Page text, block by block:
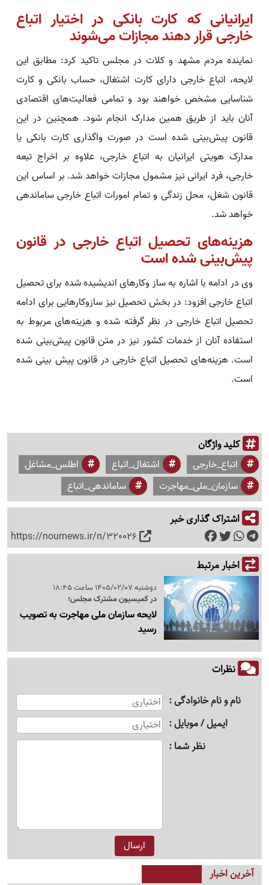
ایرانیانی که کارت بانکی در اختیار اتباع
خارجی قرار دهند مجازات می‌شوند
نماینده مردم مشهد و کلات در مجلس تاکید کرد: مطابق این
لایحه، اتباع خارجی دارای کارت اشتغال، حساب بانکی و کارت
شناسایی مشخص خواهند بود و تمامی فعالیت‌های اقتصادی
آنان باید از طریق همین مدارک انجام شود. همچنین در این
قانون پیش‌بینی شده است در صورت واگذاری کارت بانکی یا
مدارک هویتی ایرانیان به اتباع خارجی، علاوه بر اخراج تبعه
خارجی، فرد ایرانی نیز مشمول مجازات خواهد شد. بر اساس این
قانون شغل، محل زندگی و تمام امورات اتباع خارجی ساماندهی
خواهد شد.
هزینه‌های تحصیل اتباع خارجی در قانون
پیش‌بینی شده است
وی در ادامه با اشاره به ساز وکارهای اندیشیده شده برای تحصیل
اتباع خارجی افزود: در بخش تحصیل نیز سازوکارهایی برای ادامه
تحصیل اتباع خارجی در نظر گرفته شده و هزینه‌های مربوط به
استفاده آنان از خدمات کشور نیز در متن قانون پیش‌بینی شده
است. هزینه‌های تحصیل اتباع خارجی در قانون پیش بینی شده
است.
کلید واژگان
اتباع_خارجی اشتغال_اتباع
اطلس_مشاغل
سازمان_ملی_مهاجرت
ساماندهی_اتباع
اشتراک گذاری خبر
https://nournews.ir/n/320026
اخبار مرتبط
دوشنبه 1405/02/07 ساعت 18:45
در کمیسیون مشترک مجلس؛
لایحه سازمان ملی مهاجرت به تصویب
رسید
نظرات
نام و نام خانوادگی
ایمیل / موبایل
نظر شما
آخرین اخبار